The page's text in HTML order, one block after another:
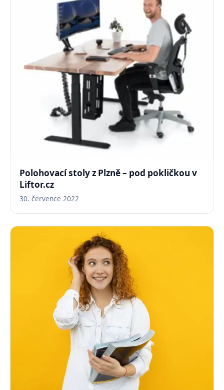
Polohovací stoly z Plzně – pod pokličkou v
Liftor.cz
30. července 2022